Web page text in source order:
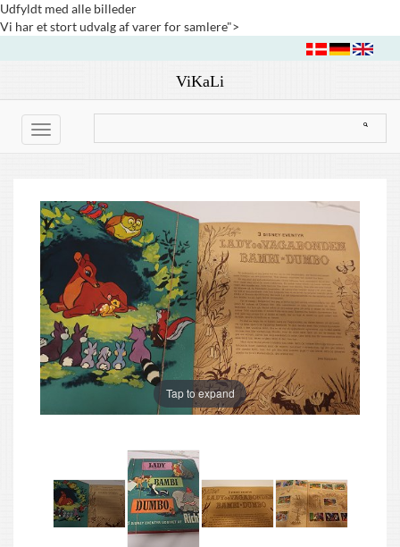
Udfyldt med alle billeder
Vi har et stort udvalg af varer for samlere">
ViKaLi
Toggle
navigation
Tap to expand